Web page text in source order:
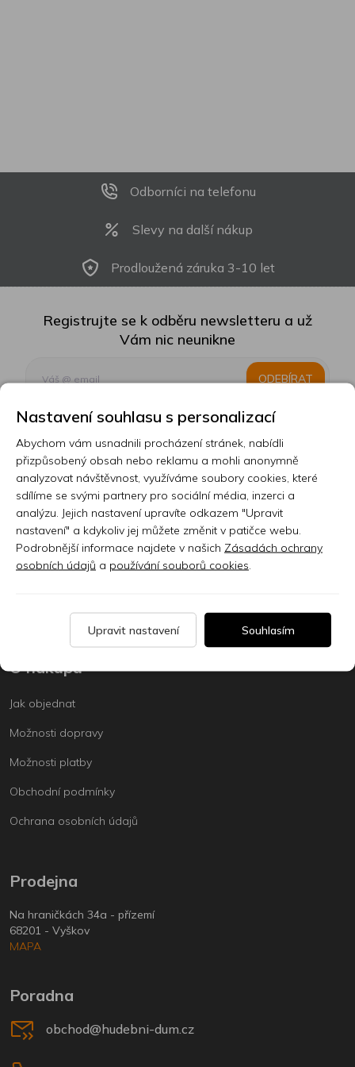
Odborníci na telefonu
Slevy na další nákup
Prodloužená záruka 3-10 let
Registrujte se k odběru newsletteru a už
Vám nic neunikne
ODEBÍRAT
Kontakt
Prodejna
Sklady
Servis
O nákupu
Jak objednat
Možnosti dopravy
Možnosti platby
Obchodní podmínky
Ochrana osobních údajů
Prodejna
Na hraničkách 34a - přízemí
68201 - Vyškov
MAPA
Poradna
obchod@hudebni-dum.cz
Nastavení souhlasu s personalizací
Abychom vám usnadnili procházení stránek, nabídli
přizpůsobený obsah nebo reklamu a mohli anonymně
analyzovat návštěvnost, využíváme soubory cookies, které
sdílíme se svými partnery pro sociální média, inzerci a
analýzu. Jejich nastavení upravíte odkazem "Upravit
nastavení" a kdykoliv jej můžete změnit v patičce webu.
Podrobnější informace najdete v našich Zásadách ochrany
osobních údajů a používání souborů cookies
Upravit nastavení Souhlasím